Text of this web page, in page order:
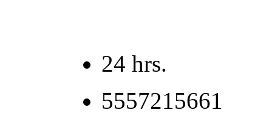
24 hrs.
5557215661